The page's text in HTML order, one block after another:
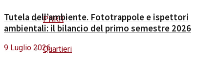
PNRR
Quartieri
Tutela dell’ambiente. Fototrappole e ispettori
ambientali: il bilancio del primo semestre 2026
9 Luglio 2026